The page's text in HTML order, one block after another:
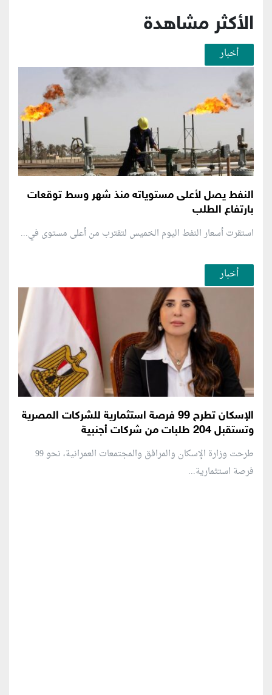
الأكثر مشاهدة
أخبار
النفط يصل لأعلى مستوياته منذ شهر وسط توقعات
بارتفاع الطلب
استقرت أسعار النفط اليوم الخميس لتقترب من أعلى مستوى في...
أخبار
الإسكان تطرح 99 فرصة استثمارية للشركات المصرية
وتستقبل 204 طلبات من شركات أجنبية
طرحت وزارة الإسكان والمرافق والمجتمعات العمرانية، نحو 99
فرصة استثمارية...